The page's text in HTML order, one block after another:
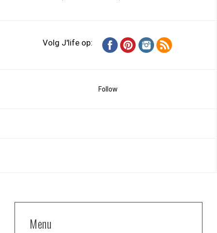
Volg J'life op:
Follow
Menu